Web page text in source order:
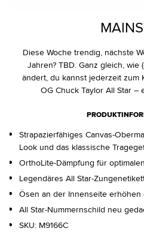
Diese Woche trendig, nächste
Jahren? TBD. Ganz gleich,
ändert, du kannst jederzeit zum
OG Chuck Taylor All Star –
Strapazierfähiges Canvas-
Look und das klassische
OrthoLite-Dämpfung für
Legendäres All Star-
Ösen an der Innenseite erhöhen
All Star-Nummernschild neu
SKU: M9166C